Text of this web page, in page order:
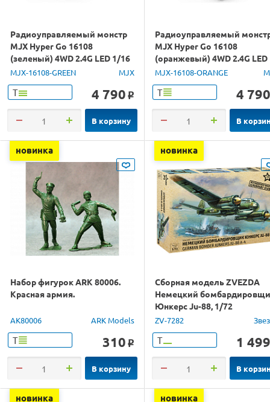
Радиоуправляемый монстр
MJX Hyper Go 16108
(зеленый) 4WD 2.4G LED 1/16
RTR
MJX-16108-GREEN MJX
Т 4 790 o
В корзину
Радиоуправляемый
MJX Hyper Go 16108
(оранжевый) 4WD 2.4G LED
1/16 RTR
MJX-16108-ORANGE
Т 4 790
В
новинка
Набор фигурок ARK 80006.
Красная армия.
AK80006 ARK Models
Т 310 o
В корзину
новинка
Сборная модель ZVEZDA
Немецкий
Юнкерс Ju-88, 1/72
ZV-7282
Т 1 499
В
новинка новинка